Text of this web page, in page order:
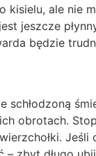
ale nie
jeszcze
będzie
obrotach.